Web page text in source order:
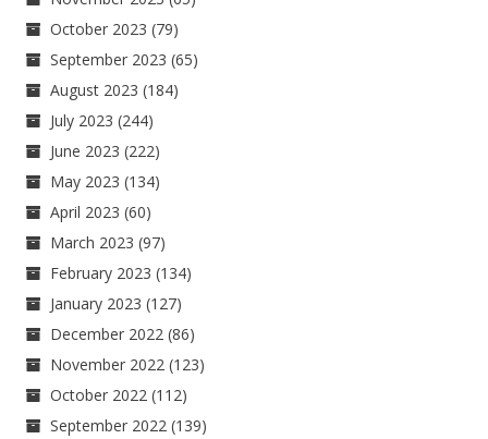
October 2023 (79)
September 2023 (65)
August 2023 (184)
July 2023 (244)
June 2023 (222)
May 2023 (134)
April 2023 (60)
March 2023 (97)
February 2023 (134)
January 2023 (127)
December 2022 (86)
November 2022 (123)
October 2022 (112)
September 2022 (139)